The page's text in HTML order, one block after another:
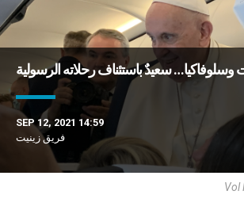
وسلوفاكيا… سعيدٌ باستئناف رحلاته الرسولية
SEP 12, 2021 14:59
فريق زينيت
Vol